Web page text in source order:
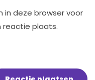
in deze browser voor
reactie plaats.